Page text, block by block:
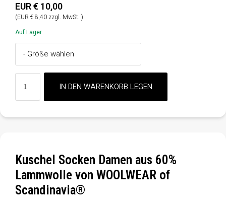
EUR € 10,00
(EUR € 8,40 zzgl. MwSt. )
Auf Lager
Kuschel Socken Damen aus 60%
Lammwolle von WOOLWEAR of
Scandinavia®